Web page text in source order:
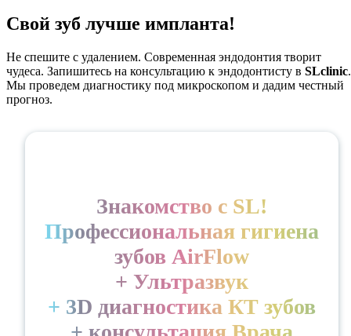
Свой зуб лучше импланта!
Не спешите с удалением. Современная эндодонтия творит
чудеса. Запишитесь на консультацию к эндодонтисту в SLclinic.
Мы проведем диагностику под микроскопом и дадим честный
прогноз.
Знакомство с SL!
Профессиональная гигиена
зубов AirFlow
+ Ультразвук
+ 3D диагностика КТ зубов